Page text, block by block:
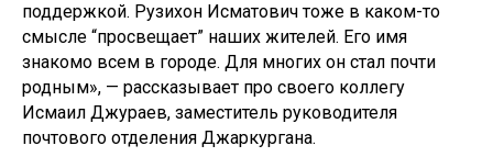
поддержкой. Рузихон Исматович тоже в каком-то
смысле “просвещает” наших жителей. Его имя
знакомо всем в городе. Для многих он стал почти
родным», — рассказывает про своего коллегу
Исмаил Джураев, заместитель руководителя
почтового отделения Джаркургана.